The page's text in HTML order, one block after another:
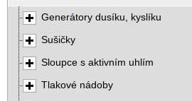
Generátory dusíku, kyslíku
Sušičky
Sloupce s aktivním uhlím
Tlakové nádoby